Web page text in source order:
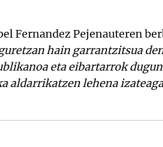
Fernandez Pejenauteren
hain garrantzitsua
eta eibartarrok
aldarrikatzen lehena